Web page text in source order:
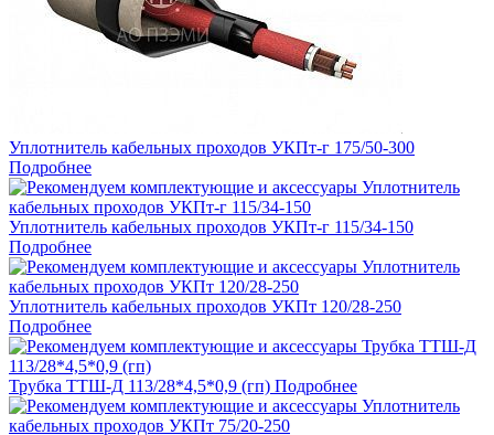
Уплотнитель кабельных проходов УКПт-г 175/50-300
Подробнее
Уплотнитель кабельных проходов УКПт-г 115/34-150
Подробнее
Уплотнитель кабельных проходов УКПт 120/28-250
Подробнее
Трубка ТТШ-Д 113/28*4,5*0,9 (гп) Подробнее